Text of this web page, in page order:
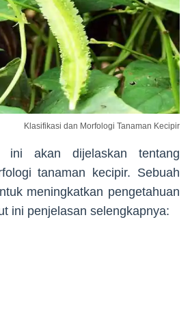
Klasifikasi dan Morfologi Tanaman Kecipir
ini akan dijelaskan tentang
tanaman kecipir. Sebuah
meningkatkan pengetahuan
ini penjelasan selengkapnya: